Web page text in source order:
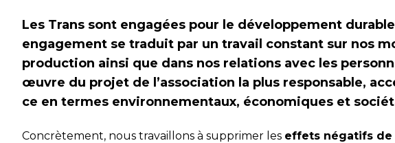
Les Trans sont engagées pour le développement
engagement se traduit par un travail constant sur nos
production ainsi que dans nos relations avec les
œuvre du projet de l’association la plus responsable,
ce en termes environnementaux, économiques et
Concrètement, nous travaillons à supprimer les effets négatifs de